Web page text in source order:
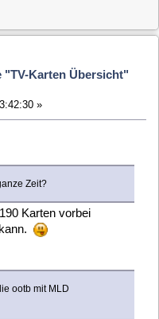
Übersicht"
Wiki-Artikel
für die